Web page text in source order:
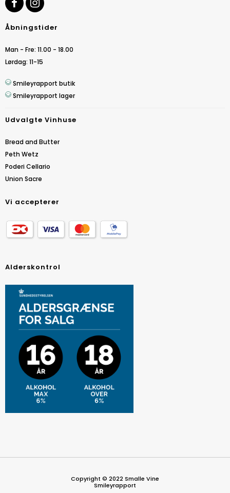
Åbningstider
Man - Fre: 11.00 - 18.00
Lørdag: 11-15
Smileyrapport butik
Smileyrapport lager
Udvalgte Vinhuse
Bread and Butter
Peth Wetz
Poderi Cellario
Union Sacre
Vi accepterer
Alderskontrol
Copyright © 2022 Smalle Vine
Smileyrapport